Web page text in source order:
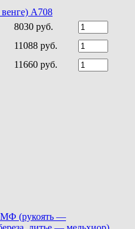
A708
8030 руб.
11088 руб.
11660 руб.
(рукоять —